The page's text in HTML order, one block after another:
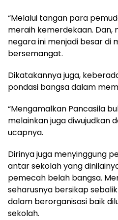
“Melalui tangan para
meraih kemerdekaan. Dan,
negara ini menjadi besar di
bersemangat.
Dikatakannya juga,
pondasi bangsa dalam
“Mengamalkan Pancasila
melainkan juga diwujudkan
ucapnya.
Dirinya juga menyinggung
antar sekolah yang
pemecah belah bangsa.
seharusnya bersikap
dalam berorganisasi baik
sekolah.